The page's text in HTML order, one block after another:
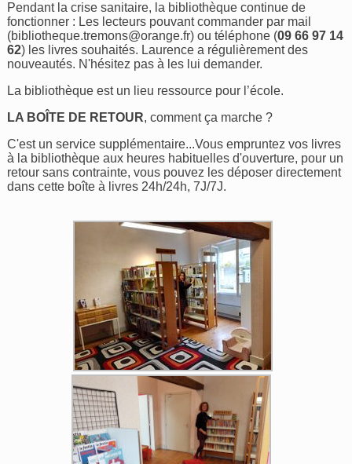
Pendant la crise sanitaire, la bibliothèque continue de
fonctionner : Les lecteurs pouvant commander par mail
(bibliotheque.tremons@orange.fr) ou téléphone (09 66 97 14
62) les livres souhaités. Laurence a régulièrement des
nouveautés. N'hésitez pas à les lui demander.
La bibliothèque est un lieu ressource pour l’école.
LA BOÎTE DE RETOUR, comment ça marche ?
C'est un service supplémentaire...Vous empruntez vos livres
à la bibliothèque aux heures habituelles d'ouverture, pour un
retour sans contrainte, vous pouvez les déposer directement
dans cette boîte à livres 24h/24h, 7J/7J.